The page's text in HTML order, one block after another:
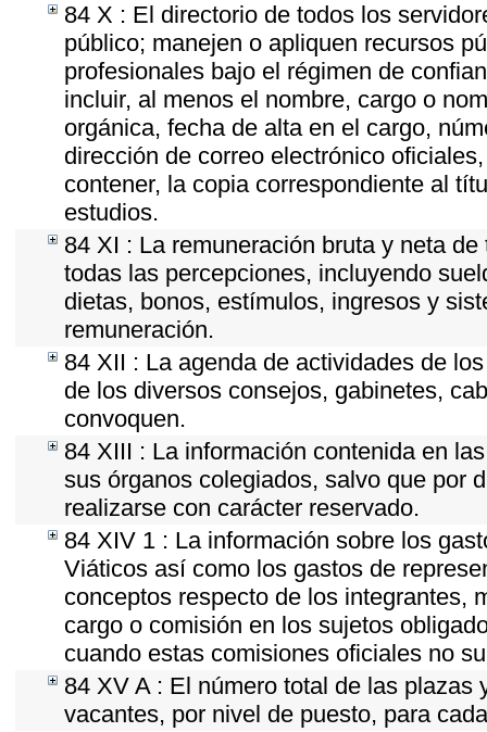
84 X : El directorio de todos los
público; manejen o apliquen recursos
profesionales bajo el régimen de
incluir, al menos el nombre, cargo o
orgánica, fecha de alta en el cargo,
dirección de correo electrónico
contener, la copia correspondiente al
estudios.
84 XI : La remuneración bruta y neta
todas las percepciones, incluyendo
dietas, bonos, estímulos, ingresos y
remuneración.
84 XII : La agenda de actividades de
de los diversos consejos, gabinetes,
convoquen.
84 XIII : La información contenida en
sus órganos colegiados, salvo que por
realizarse con carácter reservado.
84 XIV 1 : La información sobre los
Viáticos así como los gastos de
conceptos respecto de los integrantes,
cargo o comisión en los sujetos
cuando estas comisiones oficiales no
84 XV A : El número total de las
vacantes, por nivel de puesto, para